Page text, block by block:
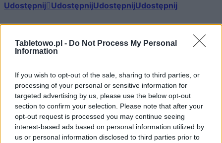
Tabletowo.pl - Do Not Process My Personal
Information
If you wish to opt-out of the sale, sharing to third parties, or
processing of your personal or sensitive information for
targeted advertising by us, please use the below opt-out
section to confirm your selection. Please note that after your
opt-out request is processed you may continue seeing
interest-based ads based on personal information utilized by
us or personal information disclosed to third parties prior to
Udostępnij UdostępnijUdostępnijUdostępnij
Kawał historii związanej z Tabletowo. Na początku
newsman i felietonista, później recenzent i wydawca.
Osiem lat owocnej współpracy.